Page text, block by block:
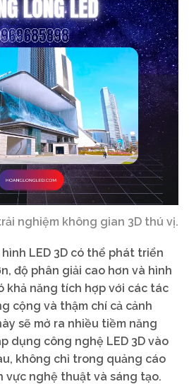
nghiệm không gian 3D thú vị.
LED 3D có thể phát triển
độ phân giải cao hơn và hình
khả năng tích hợp với các tác
cộng và thậm chí cả cảnh
sẽ mở ra nhiều tiềm năng
dụng công nghệ LED 3D vào
không chỉ trong quảng cáo
vực nghệ thuật và sáng tạo.